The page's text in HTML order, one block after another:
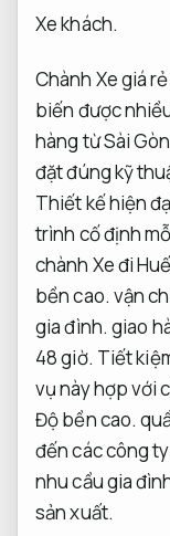
Xe khách.
Chành Xe giá
biến được
hàng từ Sài
đặt đúng kỹ
Thiết kế hiện
trình cố định
chành Xe đi
bền cao. vận
gia đình. giao
48 giờ. Tiết
vụ này hợp với
Độ bền cao.
đến các công
nhu cầu gia
sản xuất.